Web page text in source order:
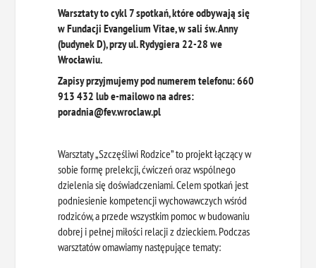
Warsztaty to cykl 7 spotkań, które odbywają się
w Fundacji Evangelium Vitae, w sali św. Anny
(budynek D), przy ul. Rydygiera 22-28 we
Wrocławiu.
Zapisy przyjmujemy pod numerem telefonu: 660
913 432 lub e-mailowo na adres:
poradnia@fev.wroclaw.pl
Warsztaty „Szczęśliwi Rodzice” to projekt łączący w
sobie formę prelekcji, ćwiczeń oraz wspólnego
dzielenia się doświadczeniami. Celem spotkań jest
podniesienie kompetencji wychowawczych wśród
rodziców, a przede wszystkim pomoc w budowaniu
dobrej i pełnej miłości relacji z dzieckiem. Podczas
warsztatów omawiamy następujące tematy: